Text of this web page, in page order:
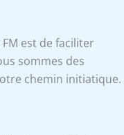
est de faciliter
sommes des
chemin initiatique.